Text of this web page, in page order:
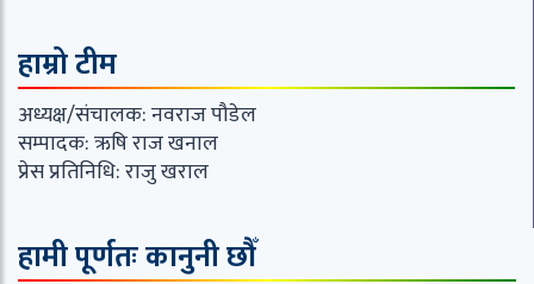
हाम्रो टीम
अध्यक्ष/संचालक: नवराज पौडेल
सम्पादक: ऋषि राज खनाल
प्रेस प्रतिनिधि: राजु खराल
हामी पूर्णतः कानुनी छौँ